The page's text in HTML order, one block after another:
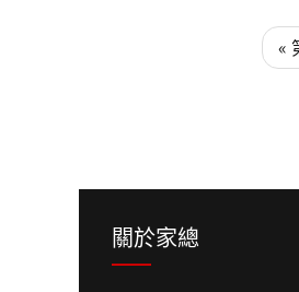
«
關於家總